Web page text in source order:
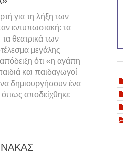
για τη λήξη των
εντυπωσιακή: τα
τα θεατρικά των
μεγάλης
ότι «η αγάπη
και παιδαγωγοί
δημιουργήσουν ένα
όπως αποδείχθηκε